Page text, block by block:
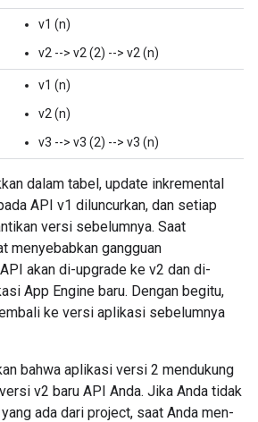
v1 (n)
v2 --> v2 (2) --> v2 (n)
v1 (n)
v2 (n)
v3 --> v3 (2) --> v3 (n)
dalam tabel, update inkremental
API v1 diluncurkan, dan setiap
versi sebelumnya. Saat
menyebabkan gangguan
akan di-upgrade ke v2 dan di-
App Engine baru. Dengan begitu,
ke versi aplikasi sebelumnya
bahwa aplikasi versi 2 mendukung
v2 baru API Anda. Jika Anda tidak
ada dari project, saat Anda men-